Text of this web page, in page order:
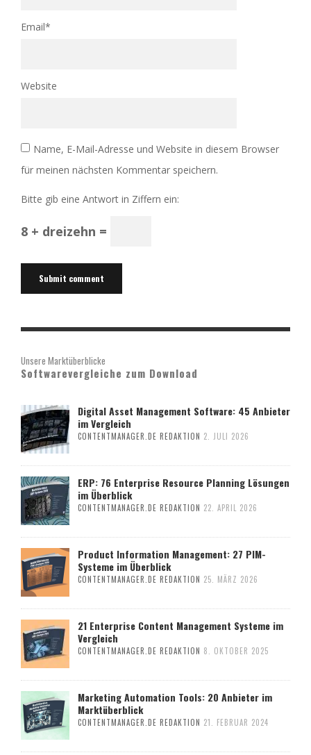
Email*
Website
Name, E-Mail-Adresse und Website in diesem Browser
für meinen nächsten Kommentar speichern.
Bitte gib eine Antwort in Ziffern ein:
8 + dreizehn =
Unsere Marktüberblicke
Softwarevergleiche zum Download
Digital Asset Management Software: 45 Anbieter
im Vergleich
CONTENTMANAGER.DE REDAKTION 2. JULI 2026
ERP: 76 Enterprise Resource Planning Lösungen
im Überblick
CONTENTMANAGER.DE REDAKTION 22. APRIL 2026
Product Information Management: 27 PIM-
Systeme im Überblick
CONTENTMANAGER.DE REDAKTION 25. MÄRZ 2026
21 Enterprise Content Management Systeme im
Vergleich
CONTENTMANAGER.DE REDAKTION 8. OKTOBER 2025
Marketing Automation Tools: 20 Anbieter im
Marktüberblick
CONTENTMANAGER.DE REDAKTION 21. FEBRUAR 2024